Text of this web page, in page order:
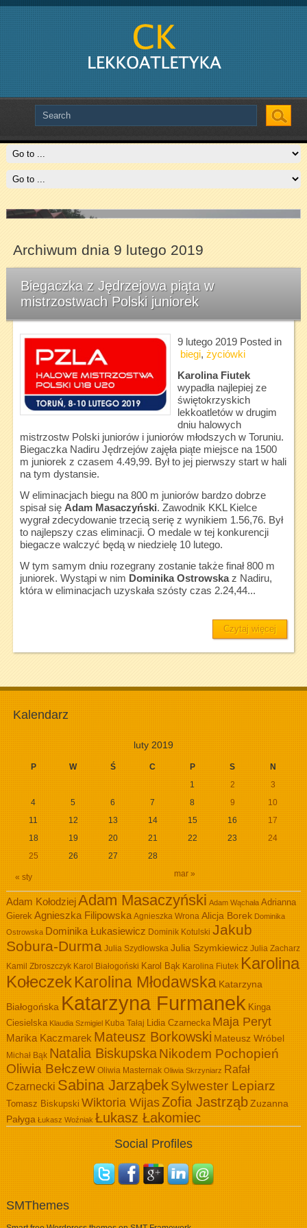
Slide # 2
Czytaj więcej
Archiwum dnia 9 lutego 2019
Biegaczka z Jędrzejowa piąta w
mistrzostwach Polski juniorek
9 lutego 2019Posted in
biegi, życiówki
Karolina Fiutek
wypadła najlepiej ze
świętokrzyskich
lekkoatletów w drugim
dniu halowych
mistrzostw Polski juniorów i juniorów młodszych w Toruniu.
Biegaczka Nadiru Jędrzejów zajęła piąte miejsce na 1500
m juniorek z czasem 4.49,99. Był to jej pierwszy start w hali
na tym dystansie.
W eliminacjach biegu na 800 m juniorów bardzo dobrze
spisał się Adam Masaczyński. Zawodnik KKL Kielce
wygrał zdecydowanie trzecią serię z wynikiem 1.56,76. Był
to najlepszy czas eliminacji. O medale w tej konkurencji
biegacze walczyć będą w niedzielę 10 lutego.
W tym samym dniu rozegrany zostanie także finał 800 m
juniorek. Wystąpi w nim Dominika Ostrowskaz Nadiru,
która w eliminacjach uzyskała szósty czas 2.24,44...
Czytaj więcej
Kalendarz
luty 2019
P W Ś C P S N
« sty mar »
1 2
3
4
5 6 7 8 9
10
11
12 13 14 15 16
17
18
19 20 21 22 23
24
25
26 27 28
Adam KołodziejAdam Masaczyński Adam Wąchała Adrianna
Gierek Agnieszka Filipowska Agnieszka Wrona Alicja Borek Dominika
Ostrowska Dominika Łukasiewicz Dominik Kotulski Jakub
Sobura-Durma Julia Szydłowska Julia Szymkiewicz Julia Zacharz
Kamil Zbroszczyk Karol Białogoński Karol Bąk Karolina Fiutek Karolina
KołeczekKarolina Młodawska Katarzyna
Białogońska Katarzyna Furmanek Kinga
Ciesielska Klaudia Szmigiel Kuba Tałaj Lidia Czarnecka Maja Peryt
Marika Kaczmarek Mateusz Borkowski Mateusz Wróbel
Michał Bąk Natalia BiskupskaNikodem Pochopień
Oliwia Bełczew Oliwia Masternak Oliwia Skrzyniarz Rafał
Czarnecki Sabina JarząbekSylwester Lepiarz
Tomasz Biskupski Wiktoria WijasZofia JastrząbZuzanna
Pałyga Łukasz Woźniak Łukasz Łakomiec
Social Profiles
SMThemes